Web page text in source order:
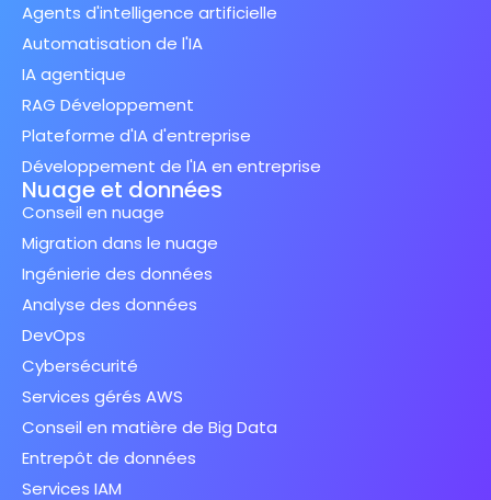
Agents d'intelligence artificielle
Automatisation de l'IA
IA agentique
RAG Développement
Plateforme d'IA d'entreprise
Développement de l'IA en entreprise
Nuage et données
Conseil en nuage
Migration dans le nuage
Ingénierie des données
Analyse des données
DevOps
Cybersécurité
Services gérés AWS
Conseil en matière de Big Data
Entrepôt de données
Services IAM